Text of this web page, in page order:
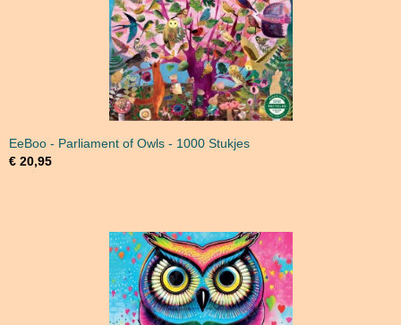
EeBoo - Parliament of Owls - 1000 Stukjes
€ 20,95